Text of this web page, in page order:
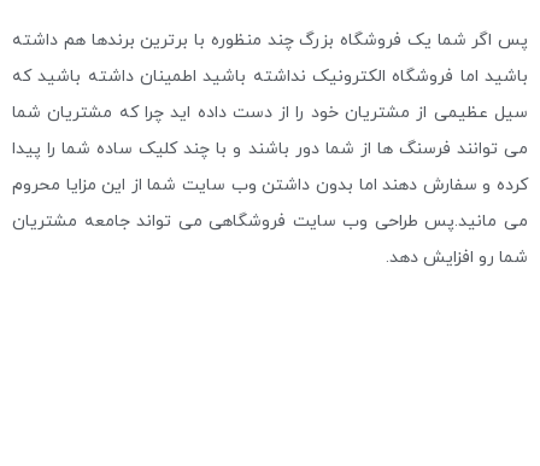
پس اگر شما یک فروشگاه بزرگ چند منظوره با برترین برندها هم داشته
باشید اما فروشگاه الکترونیک نداشته باشید اطمینان داشته باشید که
سیل عظیمی از مشتریان خود را از دست داده اید چرا که مشتریان شما
می توانند فرسنگ ها از شما دور باشند و با چند کلیک ساده شما را پیدا
کرده و سفارش دهند اما بدون داشتن وب سایت شما از این مزایا محروم
می مانید.پس طراحی وب سایت فروشگاهی می تواند جامعه مشتریان
شما رو افزایش دهد.